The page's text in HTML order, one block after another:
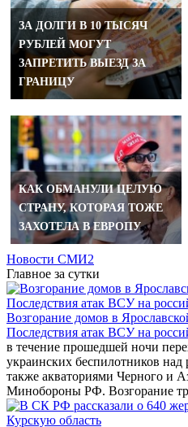
ЗА ДОЛГИ В 10 ТЫСЯЧ
РУБЛЕЙ МОГУТ
ЗАПРЕТИТЬ ВЫЕЗД ЗА
ГРАНИЦУ
КАК ОБМАНУЛИ ЦЕЛУЮ
СТРАНУ, КОТОРАЯ ТОЖЕ
ЗАХОТЕЛА В ЕВРОПУ
Новости СМИ2
Главное за сутки
Возгорание домов в
Последствия атак ВСУ на
в течение прошедшей ночи
украинских беспилотников
также акваториями Черного и
Минобороны РФ. Возгорание